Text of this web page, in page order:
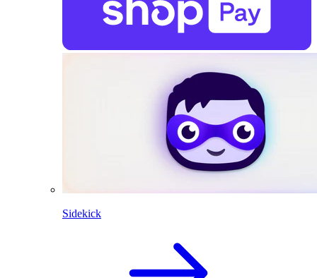
Sidekick